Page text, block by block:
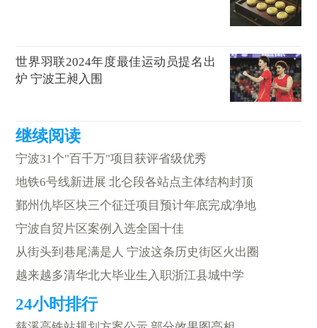
世界羽联2024年度最佳运动员提名出
炉 宁波王昶入围
宁波31个"百千万"项目获评省级优秀
地铁6号线新进展 北仑段各站点主体结构封顶
鄞州仇毕区块三个征迁项目预计年底完成净地
宁波自贸片区案例入选全国十佳
从街头到巷尾满是人 宁波这条历史街区火出圈
越来越多清华北大毕业生入职浙江县城中学